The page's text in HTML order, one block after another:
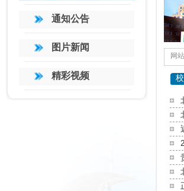
通知公告
图片新闻
精彩视频
网